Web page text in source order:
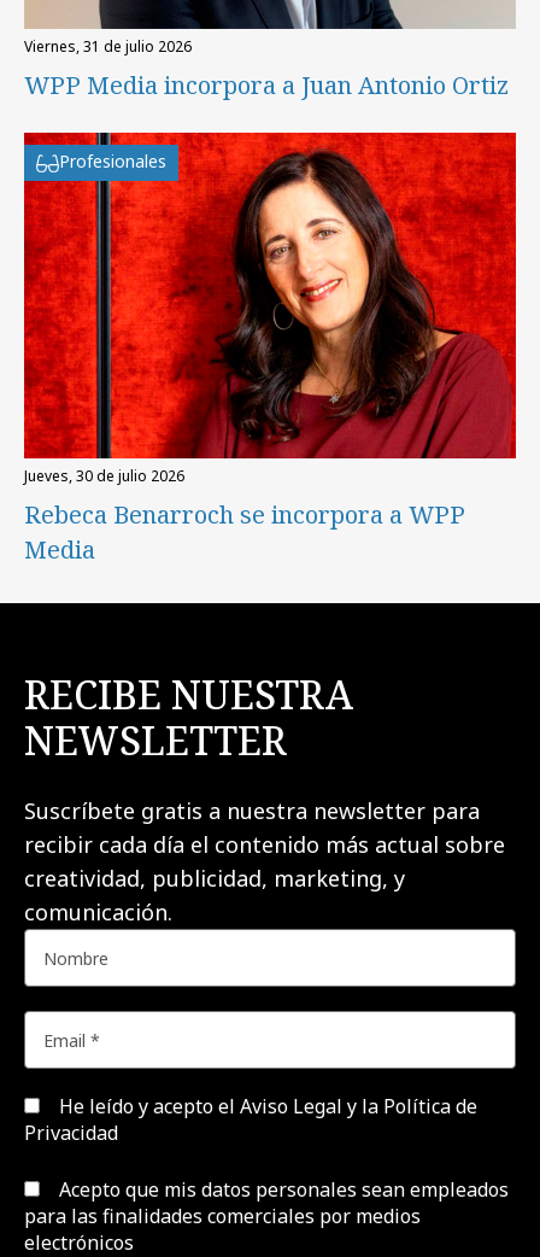
viernes, 31 de julio 2026
WPP Media incorpora a Juan Antonio Ortiz
Profesionales
jueves, 30 de julio 2026
Rebeca Benarroch se incorpora a WPP
Media
RECIBE NUESTRA
NEWSLETTER
Suscríbete gratis a nuestra newsletter para
recibir cada día el contenido más actual sobre
creatividad, publicidad, marketing, y
comunicación.
He leído y acepto el Aviso Legal y la Política de
Privacidad
Acepto que mis datos personales sean empleados
para las finalidades comerciales por medios
electrónicos